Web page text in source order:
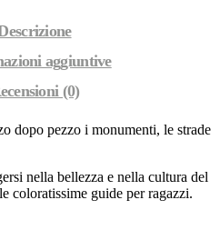
aggiuntive
(0)
dopo pezzo i monumenti, le strade
nella bellezza e nella cultura del
coloratissime guide per ragazzi.